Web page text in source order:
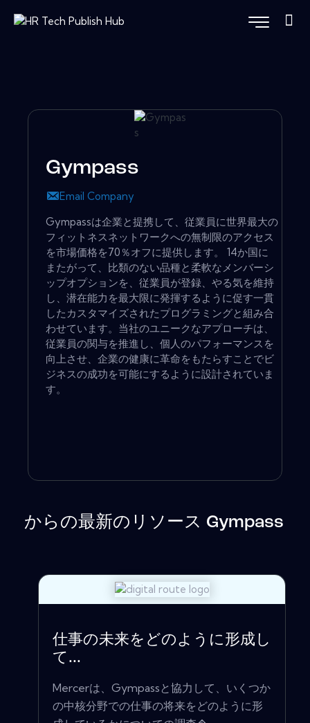
Gympass
Email Company
Gympassは企業と提携して、従業員に世界最大の
フィットネスネットワークへの無制限のアクセス
を市場価格を70％オフに提供します。 14か国に
またがって、比類のない品種と柔軟なメンバーシ
ップオプションを、従業員が登録、やる気を維持
し、潜在能力を最大限に発揮するように促す一貫
したカスタマイズされたプログラミングと組み合
わせています。当社のユニークなアプローチは、
従業員の関与を推進し、個人のパフォーマンスを
向上させ、企業の健康に革命をもたらすことでビ
ジネスの成功を可能にするように設計されていま
す。
からの最新のリソース Gympass
仕事の未来をどのように形成し
て...
Mercerは、Gympassと協力して、いくつか
の中核分野での仕事の将来をどのように形